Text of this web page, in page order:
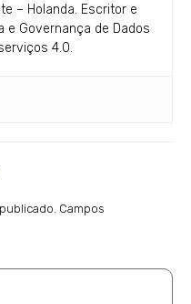
– Holanda. Escritor e
e Governança de Dados
4.0.
Campos